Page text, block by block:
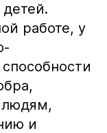
работе, у
людям,
и